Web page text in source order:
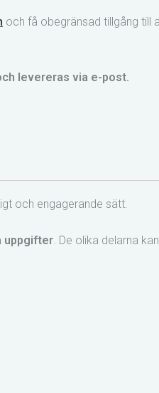
och få obegränsad tillgång till
levereras via e-post.
och engagerande sätt.
uppgifter . De olika delarna